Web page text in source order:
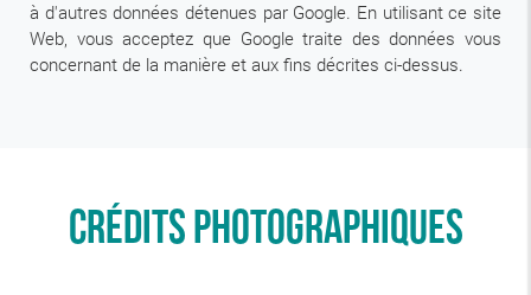
à d'autres données détenues par Google. En utilisant ce site
Web, vous acceptez que Google traite des données vous
concernant de la manière et aux fins décrites ci-dessus.
Crédits photographiques